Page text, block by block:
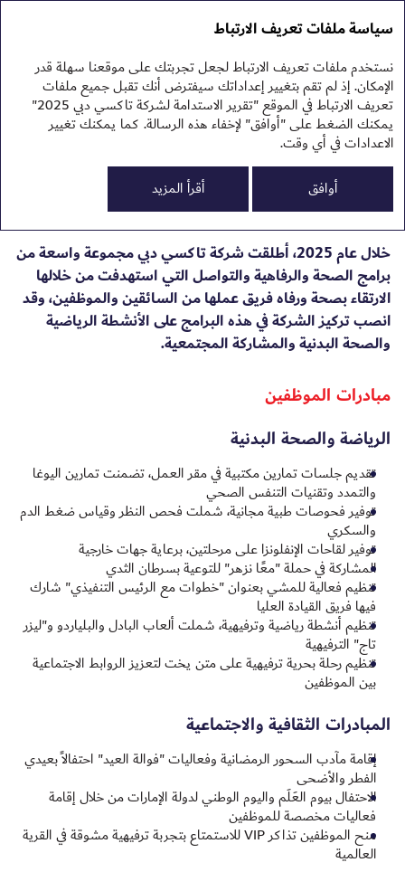
التقرير السنوي 2025
تقرير الاستدامة 2025
برامج صحة ورفاهية
السائقين والموظفين في عام
2025
خلال عام 2025، أطلقت شركة تاكسي دبي مجموعة واسعة من
برامج الصحة والرفاهية والتواصل التي استهدفت من خلالها
الارتقاء بصحة ورفاه فريق عملها من السائقين والموظفين، وقد
انصب تركيز الشركة في هذه البرامج على الأنشطة الرياضية
والصحة البدنية والمشاركة المجتمعية.
مبادرات الموظفين
الرياضة والصحة البدنية
تقديم جلسات تمارين مكتبية في مقر العمل، تضمنت تمارين اليوغا
والتمدد وتقنيات التنفس الصحي
توفير فحوصات طبية مجانية، شملت فحص النظر وقياس ضغط الدم
والسكري
توفير لقاحات الإنفلونزا على مرحلتين، برعاية جهات خارجية
المشاركة في حملة "معًا نزهر" للتوعية بسرطان الثدي
تنظيم فعالية للمشي بعنوان "خطوات مع الرئيس التنفيذي" شارك
فيها فريق القيادة العليا
تنظيم أنشطة رياضية وترفيهية، شملت ألعاب البادل والبلياردو و"ليزر
تاج" الترفيهية
تنظيم رحلة بحرية ترفيهية على متن يخت لتعزيز الروابط الاجتماعية
بين الموظفين
المبادرات الثقافية والاجتماعية
إقامة مآدب السحور الرمضانية وفعاليات "فوالة العيد" احتفالاً بعيدي
الفطر والأضحى
الاحتفال بيوم العَلَم واليوم الوطني لدولة الإمارات من خلال إقامة
فعاليات مخصصة للموظفين
منح الموظفين تذاكر VIP للاستمتاع بتجربة ترفيهية مشوقة في القرية
العالمية
سياسة ملفات تعريف الارتباط
نستخدم ملفات تعريف الارتباط لجعل تجربتك على موقعنا سهلة قدر
الإمكان. إذ لم تقم بتغيير إعداداتك سيفترض أنك تقبل جميع ملفات
تعريف الارتباط في الموقع "تقرير الاستدامة لشركة تاكسي دبي 2025"
يمكنك الضغط على "أوافق" لإخفاء هذه الرسالة. كما يمكنك تغيير
الاعدادات في أي وقت.
أوافق
أقرأ المزيد